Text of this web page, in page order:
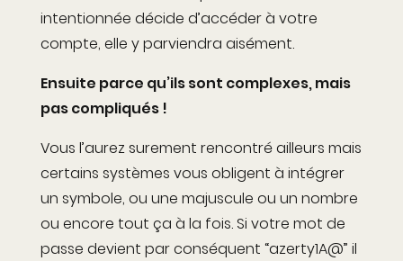
intentionnée décide d’accéder à votre
compte, elle y parviendra aisément.
Ensuite parce qu’ils sont complexes, mais
pas compliqués !
Vous l’aurez surement rencontré ailleurs mais
certains systèmes vous obligent à intégrer
un symbole, ou une majuscule ou un nombre
ou encore tout ça à la fois. Si votre mot de
passe devient par conséquent “azerty1A@” il